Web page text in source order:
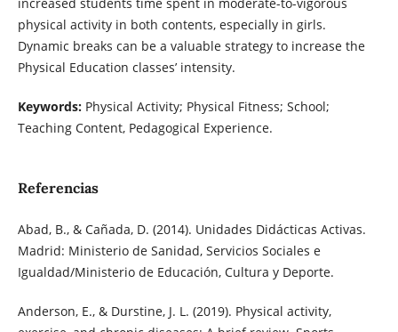
physical activity in both contents, especially in girls.
Dynamic breaks can be a valuable strategy to increase the
Physical Education classes’ intensity.
Keywords:Physical Activity; Physical Fitness; School;
Teaching Content, Pedagogical Experience.
Referencias
Abad, B., & Cañada, D. (2014). Unidades Didácticas Activas.
Madrid: Ministerio de Sanidad, Servicios Sociales e
Igualdad/Ministerio de Educación, Cultura y Deporte.
Anderson, E., & Durstine, J. L. (2019). Physical activity,